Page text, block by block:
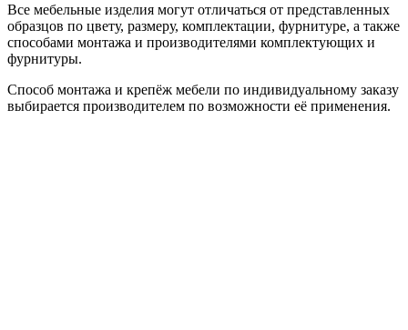
Все мебельные изделия могут отличаться от представленных
образцов по цвету, размеру, комплектации, фурнитуре, а также
способами монтажа и производителями комплектующих и
фурнитуры.
Способ монтажа и крепёж мебели по индивидуальному заказу
выбирается производителем по возможности её применения.